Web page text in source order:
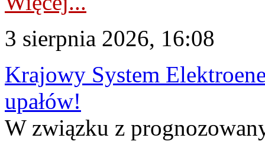
3 sierpnia 2026, 16:08
Krajowy System
upałów!
W związku z